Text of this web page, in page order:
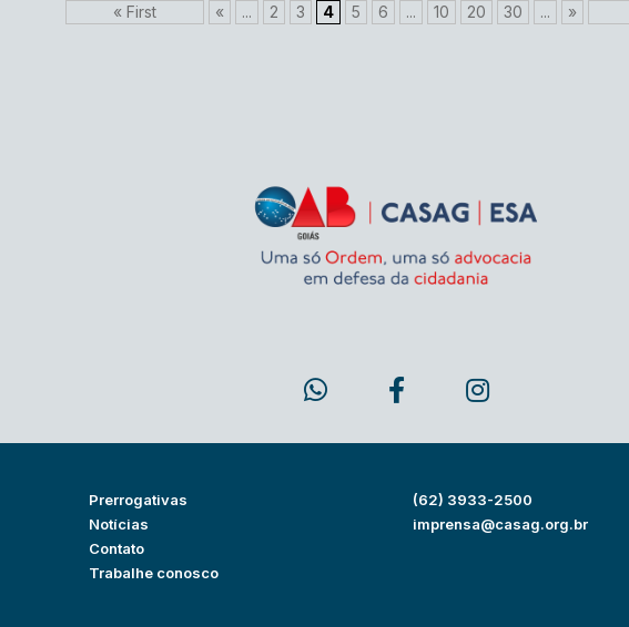
« First « ... 2 3 4 5 6 ... 10 20 30 ... »
Prerrogativas
Notícias
Contato
Trabalhe conosco
(62) 3933-2500
imprensa@casag.org.br